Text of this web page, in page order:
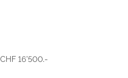
CHF 16'500.-